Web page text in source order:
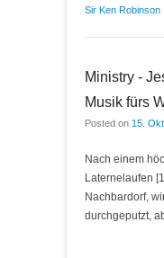
Sir Ken Robinson
Ministry -
Musik fürs
Posted on 15.
Nach einem
Laternelaufen
Nachbardorf,
durchgeputzt,